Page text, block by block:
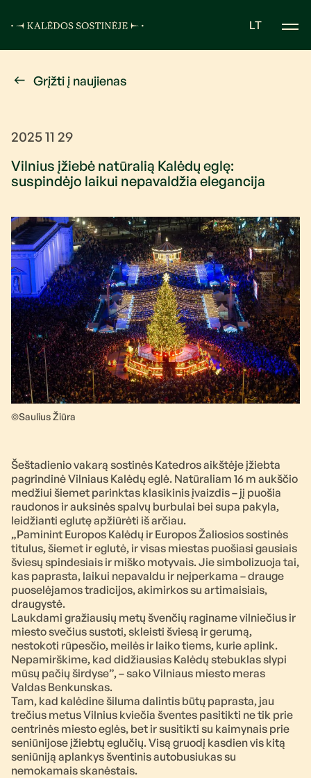
LT
Grįžti į naujienas
2025 11 29
Vilnius įžiebė natūralią Kalėdų eglę:
suspindėjo laikui nepavaldžia elegancija
©Saulius Žiūra
Šeštadienio vakarą sostinės Katedros aikštėje įžiebta
pagrindinė Vilniaus Kalėdų eglė. Natūraliam 16 m aukščio
medžiui šiemet parinktas klasikinis įvaizdis – jį puošia
raudonos ir auksinės spalvų burbulai bei supa pakyla,
leidžianti eglutę apžiūrėti iš arčiau.
„Paminint Europos Kalėdų ir Europos Žaliosios sostinės
titulus, šiemet ir eglutė, ir visas miestas puošiasi gausiais
šviesų spindesiais ir miško motyvais. Jie simbolizuoja tai,
kas paprasta, laikui nepavaldu ir neįperkama – drauge
puoselėjamos tradicijos, akimirkos su artimaisiais,
draugystė.
Laukdami gražiausių metų švenčių raginame vilniečius ir
miesto svečius sustoti, skleisti šviesą ir gerumą,
nestokoti rūpesčio, meilės ir laiko tiems, kurie aplink.
Nepamirškime, kad didžiausias Kalėdų stebuklas slypi
mūsų pačių širdyse”, – sako Vilniaus miesto meras
Valdas Benkunskas.
Tam, kad kalėdine šiluma dalintis būtų paprasta, jau
trečius metus Vilnius kviečia šventes pasitikti ne tik prie
centrinės miesto eglės, bet ir susitikti su kaimynais prie
seniūnijose įžiebtų eglučių. Visą gruodį kasdien vis kitą
seniūniją aplankys šventinis autobusiukas su
nemokamais skanėstais.